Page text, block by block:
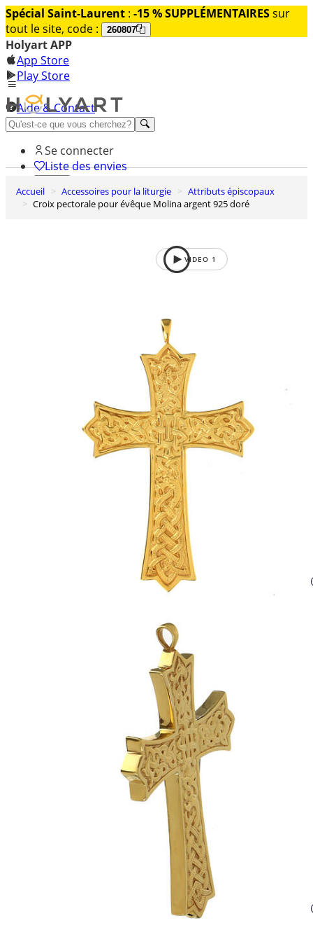
Spécial Saint-Laurent : -15 % SUPPLÉMENTAIRESsur
tout le site, code :
260807
Holyart APP
App Store
Play Store
Aide & Contact
Découvrez Premium
Se connecter
Liste des envies
0
Panier
Accueil Accessoires pour la liturgie
Attributs épiscopaux
Croix pectorale pour évêque Molina argent 925 doré
VIDEO 1